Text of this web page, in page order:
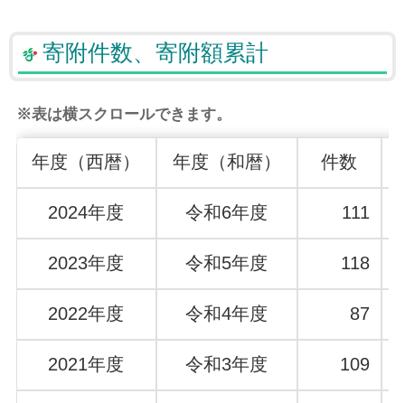
寄附件数、寄附額累計
※表は横スクロールできます。
年度（西暦） 年度（和暦） 件数
2024年度 令和6年度 111
2023年度 令和5年度 118
2022年度 令和4年度 87
2021年度 令和3年度 109